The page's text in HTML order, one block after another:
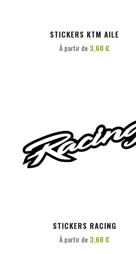
STICKERS KTM AILE
À partir de 3,60 €
STICKERS RACING
À partir de 3,60 €